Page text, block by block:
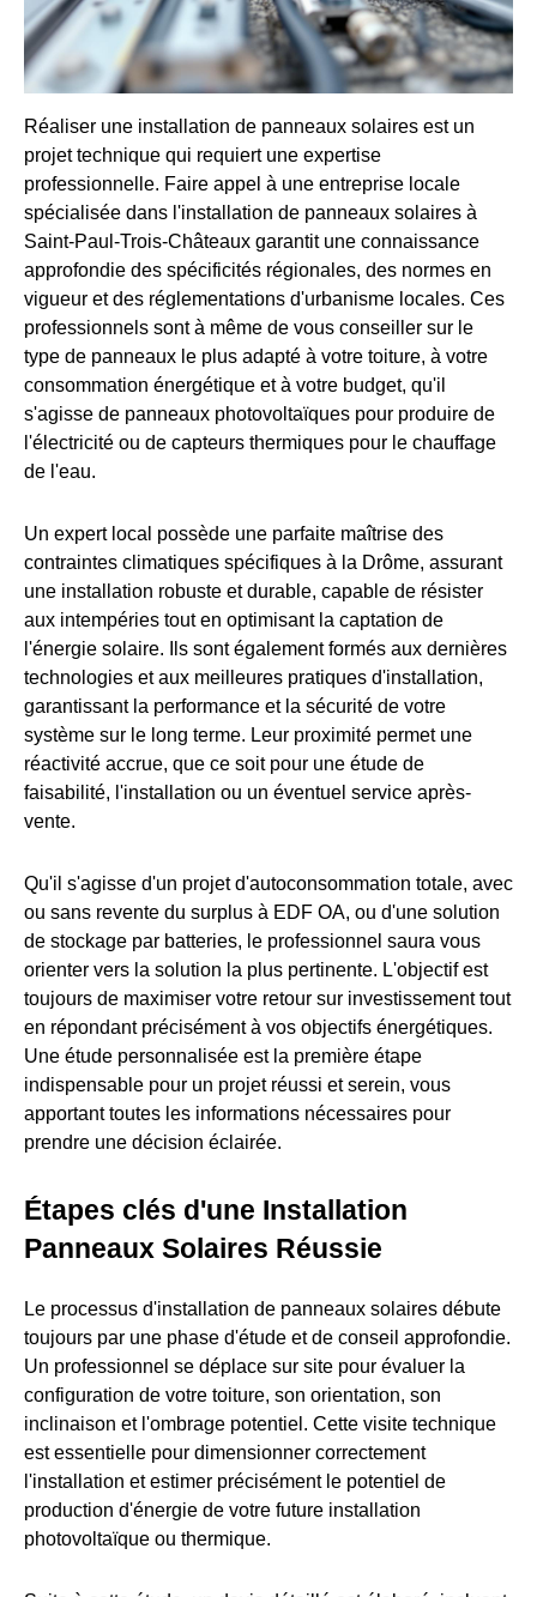
Réaliser une installation de panneaux solaires est un
projet technique qui requiert une expertise
professionnelle. Faire appel à une entreprise locale
spécialisée dans l'installation de panneaux solaires à
Saint-Paul-Trois-Châteaux garantit une connaissance
approfondie des spécificités régionales, des normes en
vigueur et des réglementations d'urbanisme locales. Ces
professionnels sont à même de vous conseiller sur le
type de panneaux le plus adapté à votre toiture, à votre
consommation énergétique et à votre budget, qu'il
s'agisse de panneaux photovoltaïques pour produire de
l'électricité ou de capteurs thermiques pour le chauffage
de l'eau.
Un expert local possède une parfaite maîtrise des
contraintes climatiques spécifiques à la Drôme, assurant
une installation robuste et durable, capable de résister
aux intempéries tout en optimisant la captation de
l'énergie solaire. Ils sont également formés aux dernières
technologies et aux meilleures pratiques d'installation,
garantissant la performance et la sécurité de votre
système sur le long terme. Leur proximité permet une
réactivité accrue, que ce soit pour une étude de
faisabilité, l'installation ou un éventuel service après-
vente.
Qu'il s'agisse d'un projet d'autoconsommation totale, avec
ou sans revente du surplus à EDF OA, ou d'une solution
de stockage par batteries, le professionnel saura vous
orienter vers la solution la plus pertinente. L'objectif est
toujours de maximiser votre retour sur investissement tout
en répondant précisément à vos objectifs énergétiques.
Une étude personnalisée est la première étape
indispensable pour un projet réussi et serein, vous
apportant toutes les informations nécessaires pour
prendre une décision éclairée.
Étapes clés d'une Installation
Panneaux Solaires Réussie
Le processus d'installation de panneaux solaires débute
toujours par une phase d'étude et de conseil approfondie.
Un professionnel se déplace sur site pour évaluer la
configuration de votre toiture, son orientation, son
inclinaison et l'ombrage potentiel. Cette visite technique
est essentielle pour dimensionner correctement
l'installation et estimer précisément le potentiel de
production d'énergie de votre future installation
photovoltaïque ou thermique.